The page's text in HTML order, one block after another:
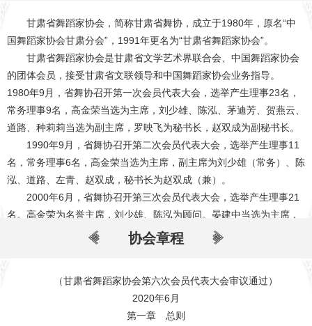
甘肃省舞蹈家协会，简称甘肃省舞协，成立于1980年，原名“中
国舞蹈家协会甘肃分会”， 1991年更名为“甘肃省舞蹈家协会”。
甘肃省舞蹈家协会是甘肃省文学艺术界联合会、中国舞蹈家协会
的团体会员，接受甘肃省文联领导和中国舞蹈家协会业务指导。
1980年9 月，省舞协召开第一次会员代表大会，选举产生理事23名，
常务理事9名，高金荣当选为主席，刘少雄、陈泓、茅迪芳、贺燕云、
道路、种莉莉当选为副主席，罗映飞为秘书长，赵双成为副秘书长。
1990年9 月，省舞协召开第二次会员代表大会，选举产生理事11
名，常务理事6名，高金荣当选为主席，副主席为刘少雄（常务）、陈
泓、道路、左青、赵双成，秘书长为赵双成（兼）。
2000年6 月，省舞协召开第三次会员代表大会，选举产生理事21
名。高金荣为名誉主席，刘少雄、陈泓为顾问。晏建中当选为主席，
、宋利平、道路、牟瑜、韩晶、曹佳坞、田青当选为副
9 月，省舞协召开第四次会员代表大会，选举产生理事
名，高金荣、晏建中为名誉主席，牟瑜、李广锁、赵双成、曹佳坞、
宋亚霞为顾问。陆金龙当选为主席，苟西岩（常务）、郎永春、宋利
协会章程
（甘肃省舞蹈家协会第六次会员代表大会审议通过）
2020年6 月
第一章 总则